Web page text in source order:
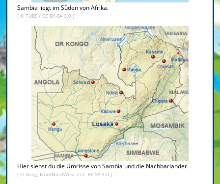
Sambia liegt im Süden von Afrika.
[ © TUBS / CC BY-SA 3.0 ]
Hier siehst du die Umrisse von Sambia und die Nachbarländer.
[ © Sting, NordNordWest / CC BY-SA 3.0 ]